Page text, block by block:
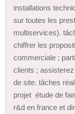
installations
sur toutes les
multiservices).
chiffrer les
commerciale ;
clients ;
de site. tâches
projet étude de
r&d en france et